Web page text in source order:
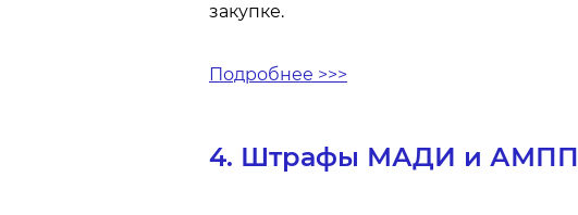
закупке.
Подробнее >>>
4. Штрафы МАДИ и АМПП